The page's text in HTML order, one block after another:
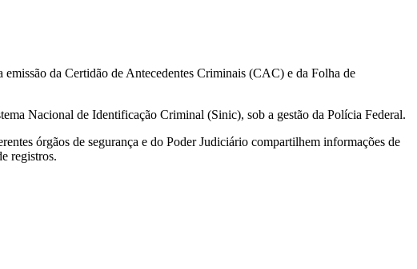
da Certidão de Antecedentes Criminais (CAC) e da Folha de
Nacional de Identificação Criminal (Sinic), sob a gestão da Polícia Federal.
órgãos de segurança e do Poder Judiciário compartilhem informações de
registros.